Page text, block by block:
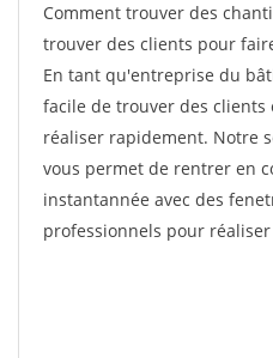
Comment trouver des
trouver des clients pour
En tant qu'entreprise du
facile de trouver des
réaliser rapidement. Notre
vous permet de rentrer en
instantannée avec des
professionnels pour